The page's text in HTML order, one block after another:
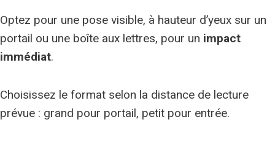
Optez pour une pose visible, à hauteur d’yeux sur un
portail ou une boîte aux lettres, pour un impact
immédiat.
Choisissez le format selon la distance de lecture
prévue : grand pour portail, petit pour entrée.